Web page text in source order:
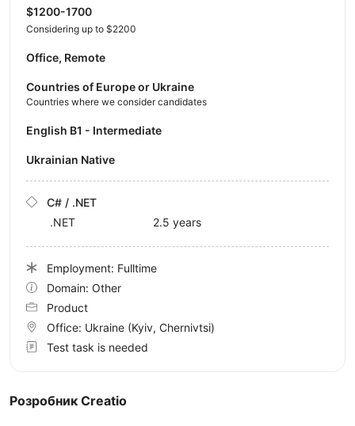
Розробник Creatio
$1200-1700
Considering up to $2200
Office, Remote
Countries of Europe or Ukraine
Countries where we consider candidates
English B1 - Intermediate
Ukrainian Native
C# / .NET
.NET
2.5 years
Employment: Fulltime
Domain: Other
Product
Office: Ukraine (Kyiv, Chernivtsi)
Test task is needed